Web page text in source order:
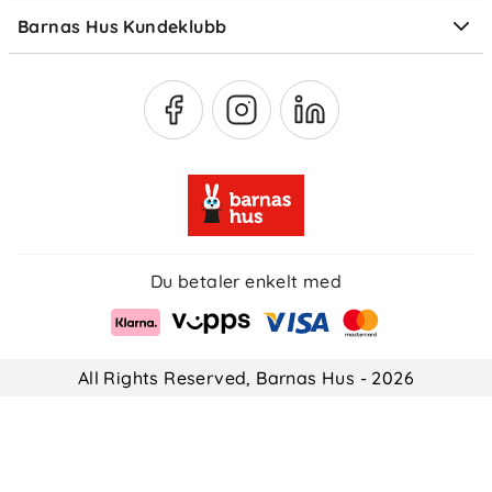
Barnas Hus Kundeklubb
Medlemsvilkår
Du betaler enkelt med
All Rights Reserved, Barnas Hus - 2026